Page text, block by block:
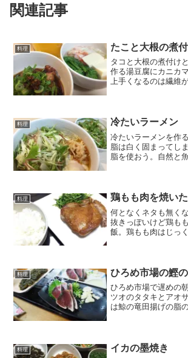
関連記事
料理 たこと大根の煮
タコと大根の煮付け
作る湯豆腐にカニカ
上手くなるのは繊維
料理 冷たいラーメン
冷たいラーメンを作
脂は白く固まってし
脂を使おう。自然と
ぎ。
料理 鶏もも肉を焼い
何となくネタも無く
抜きっぽいけど鶏も
飯。鶏もも肉はじっ
とに中まで火が通る
料理 ひろめ市場の鰹
ひろめ市場で遅めの
ツオのタタキとアオ
は鯨の竜田揚げの脂
料理 イカの墨焼き